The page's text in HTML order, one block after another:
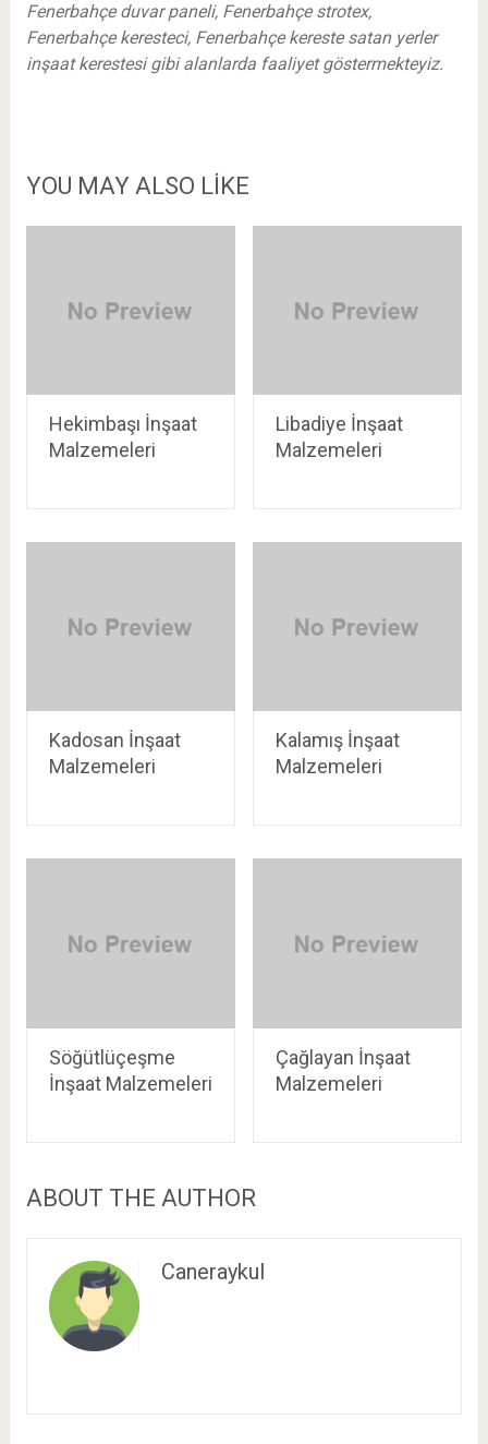
Fenerbahçe duvar paneli, Fenerbahçe strotex,
Fenerbahçe keresteci, Fenerbahçe kereste satan yerler
inşaat kerestesi gibi alanlarda faaliyet göstermekteyiz.
YOU MAY ALSO LIKE
Hekimbaşı İnşaat
Malzemeleri
Libadiye İnşaat
Malzemeleri
Kadosan İnşaat
Malzemeleri
Kalamış İnşaat
Malzemeleri
Söğütlüçeşme
İnşaat Malzemeleri
Çağlayan İnşaat
Malzemeleri
ABOUT THE AUTHOR
Caneraykul